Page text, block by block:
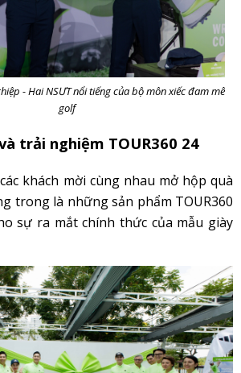
- Hai NSƯT nổi tiếng của bộ môn xiếc đam mê
golf
trải nghiệm TOUR360 24
khách mời cùng nhau mở hộp quà
trong là những sản phẩm TOUR360
sự ra mắt chính thức của mẫu giày